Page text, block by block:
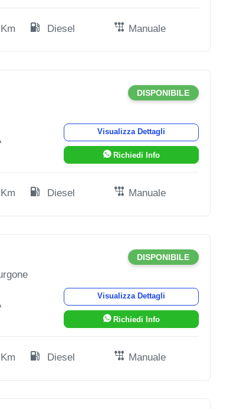
Diesel Manuale
DISPONIBILE
Visualizza Dettagli
Richiedi Info
Diesel Manuale
DISPONIBILE
Visualizza Dettagli
Richiedi Info
Diesel Manuale